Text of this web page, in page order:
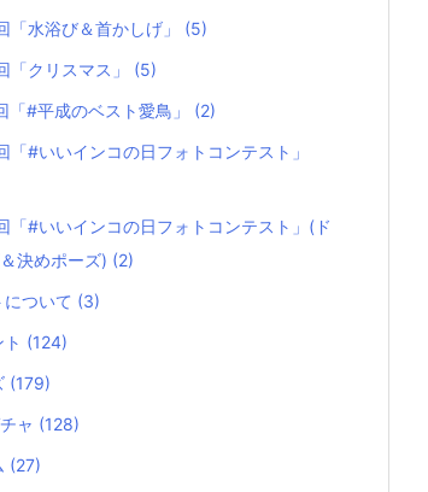
「水浴び＆首かしげ」 (5)
「クリスマス」 (5)
「#平成のベスト愛鳥」 (2)
「#いいインコの日フォトコンテスト」
「#いいインコの日フォトコンテスト」(ド
決めポーズ) (2)
ついて (3)
(124)
(179)
ャ (128)
(27)